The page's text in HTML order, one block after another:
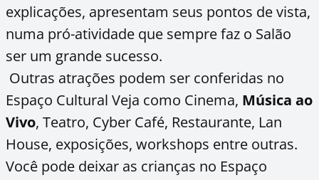
explicações, apresentam seus pontos de vista,
numa pró-atividade que sempre faz o Salão
ser um grande sucesso.
Outras atrações podem ser conferidas no
Espaço Cultural Veja como Cinema, Música ao
Vivo, Teatro, Cyber Café, Restaurante, Lan
House, exposições, workshops entre outras.
Você pode deixar as crianças no Espaço